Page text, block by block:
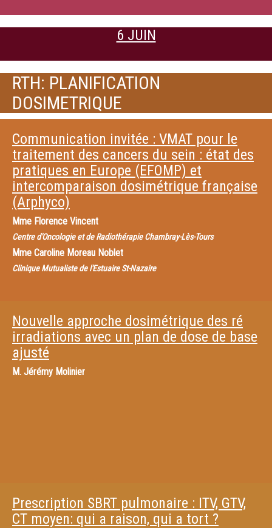
6 JUIN
RTH: PLANIFICATION
DOSIMETRIQUE
Communication invitée : VMAT pour le
traitement des cancers du sein : état des
pratiques en Europe (EFOMP) et
intercomparaison dosimétrique française
(Arphyco)
Mme Florence Vincent
Centre d'Oncologie et de Radiothérapie Chambray-Lès-Tours
Mme Caroline Moreau Noblet
Clinique Mutualiste de l'Estuaire St-Nazaire
Nouvelle approche dosimétrique des ré
irradiations avec un plan de dose de base
ajusté
M. Jérémy Molinier
Prescription SBRT pulmonaire : ITV, GTV,
CT moyen: qui a raison, qui a tort ?